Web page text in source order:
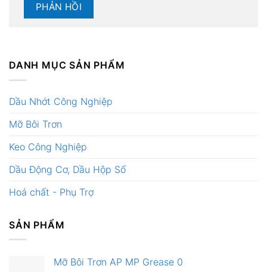
DANH MỤC SẢN PHẨM
Dầu Nhớt Công Nghiệp
Mỡ Bôi Trơn
Keo Công Nghiệp
Dầu Động Cơ, Dầu Hộp Số
Hoá chất - Phụ Trợ
SẢN PHẨM
Mỡ Bôi Trơn AP MP Grease 0